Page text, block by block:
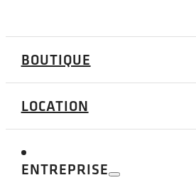
BOUTIQUE
LOCATION
ENTREPRISE